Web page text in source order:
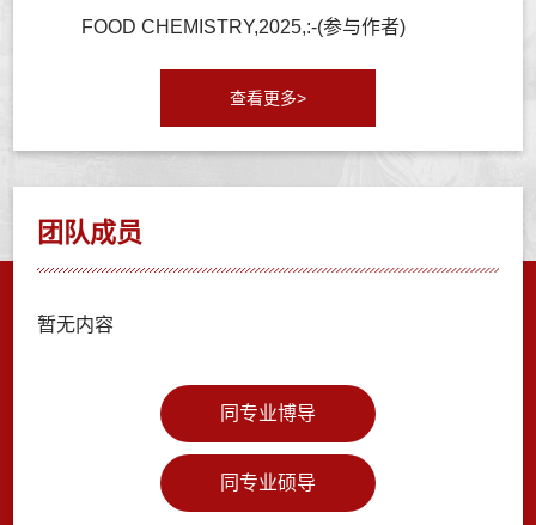
FOOD CHEMISTRY,2025,:-(参与作者)
查看更多>
团队成员
暂无内容
同专业博导
同专业硕导